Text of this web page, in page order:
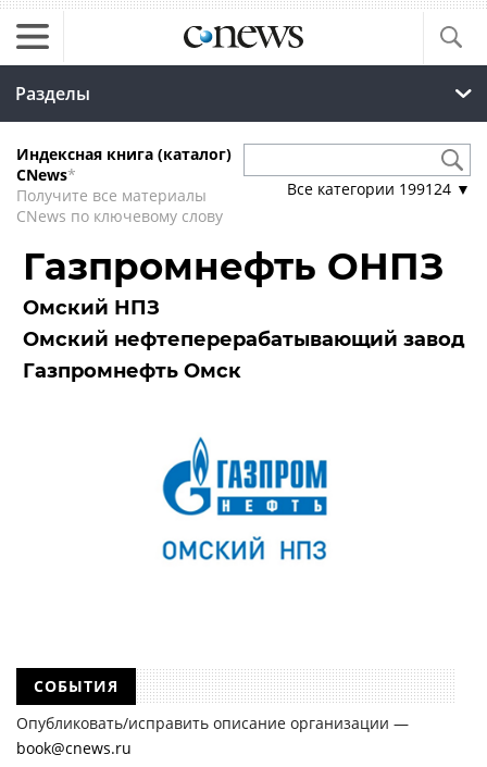
Разделы
Индексная книга (каталог)
CNews*
Получите все материалы
CNews по ключевому слову
Все категории 199124 ▼
Газпромнефть ОНПЗ
Омский НПЗ
Омский нефтеперерабатывающий завод
Газпромнефть Омск
СОБЫТИЯ
Опубликовать/исправить описание организации —
book@cnews.ru